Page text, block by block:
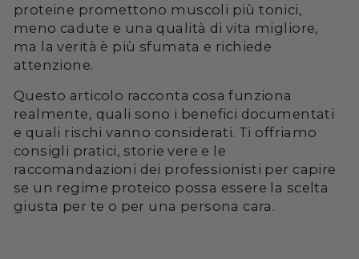
proteine promettono muscoli più tonici,
meno cadute e una qualità di vita migliore,
ma la verità è più sfumata e richiede
attenzione.
Questo articolo racconta cosa funziona
realmente, quali sono i benefici documentati
e quali rischi vanno considerati. Ti offriamo
consigli pratici, storie vere e le
raccomandazioni dei professionisti per capire
se un regime proteico possa essere la scelta
giusta per te o per una persona cara.